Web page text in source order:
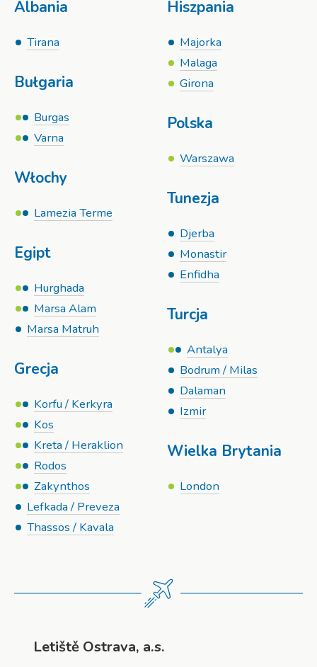
Albania
Tirana
Bułgaria
Burgas
Varna
Włochy
Lamezia Terme
Egipt
Hurghada
Marsa Alam
Marsa Matruh
Grecja
Korfu / Kerkyra
Kos
Kreta / Heraklion
Rodos
Zakynthos
Lefkada / Preveza
Thassos / Kavala
Hiszpania
Majorka
Malaga
Girona
Polska
Warszawa
Tunezja
Djerba
Monastir
Enfidha
Turcja
Antalya
Bodrum / Milas
Dalaman
Izmir
Wielka Brytania
London
Letiště Ostrava, a.s.